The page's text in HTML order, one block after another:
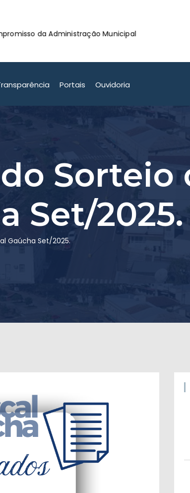
da Administração Municipal
Portais Ouvidoria
Sorteio
Set/2025.
Gaúcha Set/2025.